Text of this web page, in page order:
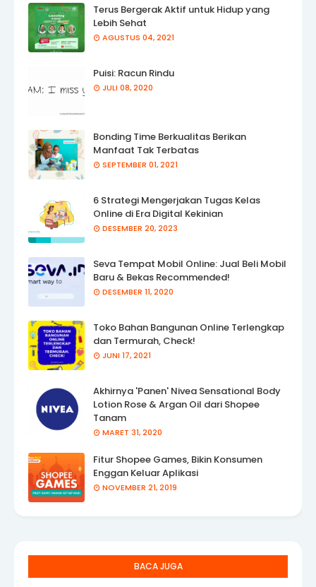
Terus Bergerak Aktif untuk Hidup yang
Lebih Sehat
AGUSTUS 04, 2021
Puisi: Racun Rindu
JULI 08, 2020
Bonding Time Berkualitas Berikan
Manfaat Tak Terbatas
SEPTEMBER 01, 2021
6 Strategi Mengerjakan Tugas Kelas
Online di Era Digital Kekinian
DESEMBER 20, 2023
Seva Tempat Mobil Online: Jual Beli Mobil
Baru & Bekas Recommended!
DESEMBER 11, 2020
Toko Bahan Bangunan Online Terlengkap
dan Termurah, Check!
JUNI 17, 2021
Akhirnya 'Panen' Nivea Sensational Body
Lotion Rose & Argan Oil dari Shopee
Tanam
MARET 31, 2020
Fitur Shopee Games, Bikin Konsumen
Enggan Keluar Aplikasi
NOVEMBER 21, 2019
BACA JUGA